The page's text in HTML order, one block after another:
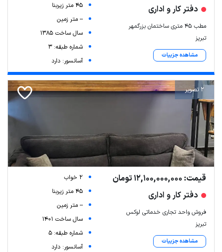
دفتر کار و اداری
مطب ۴۵ متری ساختمان بزرگمهر
تبریز
مشاهده جزییات
45 متر زیربنا
-- متر زمین
سال ساخت 1385
شماره طبقه: 3
آسانسور: دارد
2 تصویر
قیمت: 12,100,000,000 تومان
دفتر کار و اداری
فروش واحد تجاری خدماتی لوکس
تبریز
مشاهده جزییات
2 خواب
45 متر زیربنا
-- متر زمین
سال ساخت 1401
شماره طبقه: 5
آسانسور: دارد